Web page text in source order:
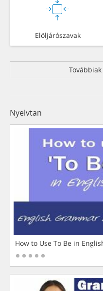
Elöljárószavak
Nyelvtan
How to Use To Be in